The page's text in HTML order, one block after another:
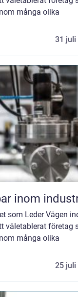
många olika
31 juli
inom
som Leder Vägen
väletablerat företag
många olika
25 juli